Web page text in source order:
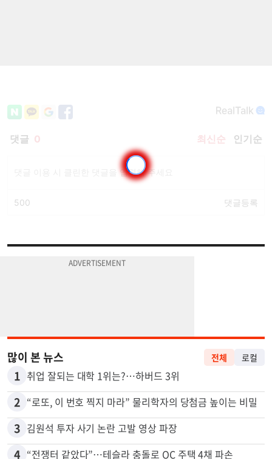
많이 본 뉴스 전체 로컬
1 취업 잘되는 대학 1위는?…하버드 3위
2 “로또, 이 번호 찍지 마라” 물리학자의 당첨금 높이는 비밀
3 김원석 투자 사기 논란 고발 영상 파장
4 “전쟁터 같았다”…테슬라 충돌로 OC 주택 4채 파손